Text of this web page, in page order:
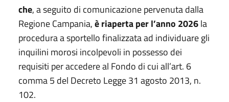
che, a seguito di comunicazione pervenuta dalla
Regione Campania,è riaperta per l’anno 2026la
procedura a sportello finalizzata ad individuare gli
inquilini morosi incolpevoli in possesso dei
requisiti per accedere al Fondo di cui all’art. 6
comma 5 del Decreto Legge 31 agosto 2013, n.
102.